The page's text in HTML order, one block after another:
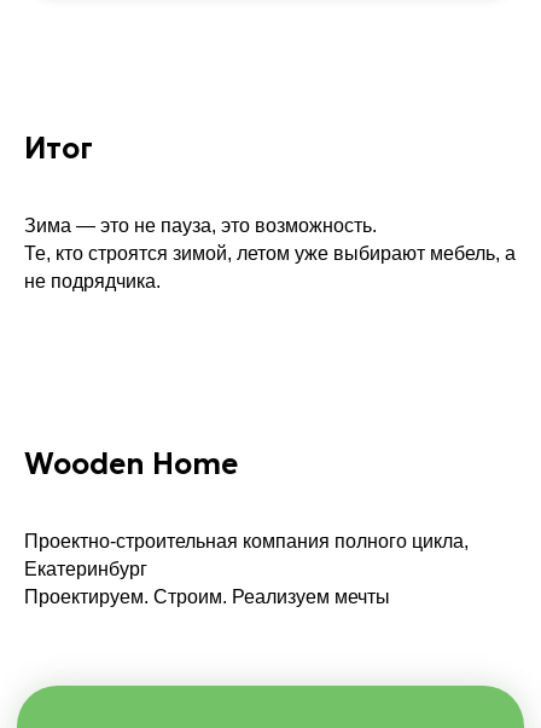
Итог
Зима — это не пауза, это возможность.
Те, кто строятся зимой, летом уже выбирают мебель, а
не подрядчика.
Wooden Home
Проектно-строительная компания полного цикла,
Екатеринбург
Проектируем. Строим. Реализуем мечты